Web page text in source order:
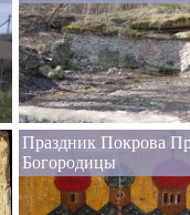
Праздник Покрова
Богородицы